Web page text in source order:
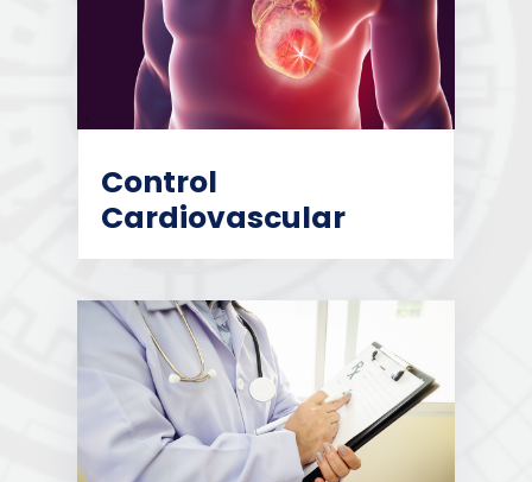
Control
Cardiovascular